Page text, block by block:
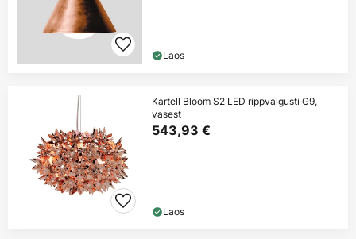
Laos
Kartell Bloom S2 LED rippvalgusti G9,
vasest
543,93 €
Laos